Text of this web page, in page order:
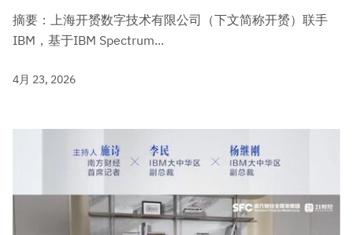
摘要：上海开赟数字技术有限公司（下文简称开赟）联手
IBM，基于IBM Spectrum...
4月 23, 2026